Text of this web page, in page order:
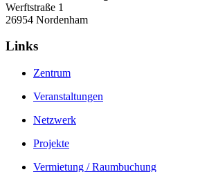
Werftstraße 1
26954 Nordenham
Links
Zentrum
Veranstaltungen
Netzwerk
Projekte
Vermietung / Raumbuchung